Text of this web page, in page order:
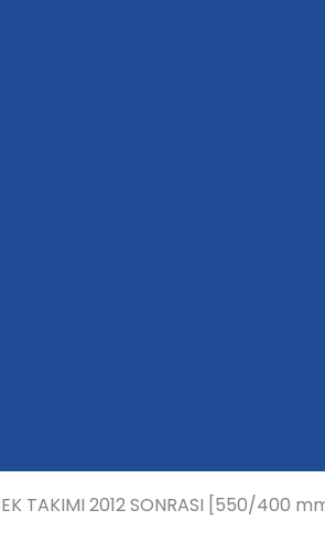
TAKIMI 2012 SONRASI [550/400